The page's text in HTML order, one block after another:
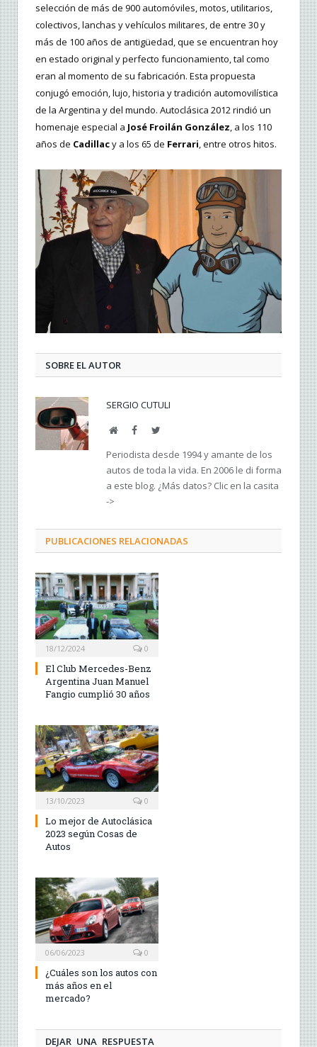
selección de más de 900 automóviles, motos, utilitarios,
colectivos, lanchas y vehículos militares, de entre 30 y
más de 100 años de antigüedad, que se encuentran hoy
en estado original y perfecto funcionamiento, tal como
eran al momento de su fabricación. Esta propuesta
conjugó emoción, lujo, historia y tradición automovilística
de la Argentina y del mundo. Autoclásica 2012 rindió un
homenaje especial a José Froilán González, a los 110
años de Cadillacy a los 65 de Ferrari, entre otros hitos.
SOBRE EL AUTOR
SERGIO CUTULI
WebFacebookTwitter
Periodista desde 1994 y amante de los
autos de toda la vida. En 2006 le di forma
a este blog. ¿Más datos? Clic en la casita
->
PUBLICACIONES RELACIONADAS
18/12/2024 0
El Club Mercedes-Benz
Argentina Juan Manuel
Fangio cumplió 30 años
13/10/2023 0
Lo mejor de Autoclásica
2023 según Cosas de
Autos
06/06/2023 0
¿Cuáles son los autos con
más años en el
mercado?
DEJAR UNA RESPUESTA